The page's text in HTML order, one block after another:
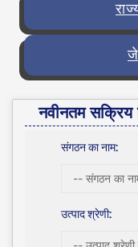
नवीनतम
संगठन का नाम:
उत्पाद श्रेणी: